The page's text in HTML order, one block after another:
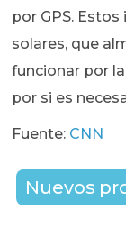
por GPS.
solares, que
funcionar por
por si es
Fuente: CNN
Nuevos